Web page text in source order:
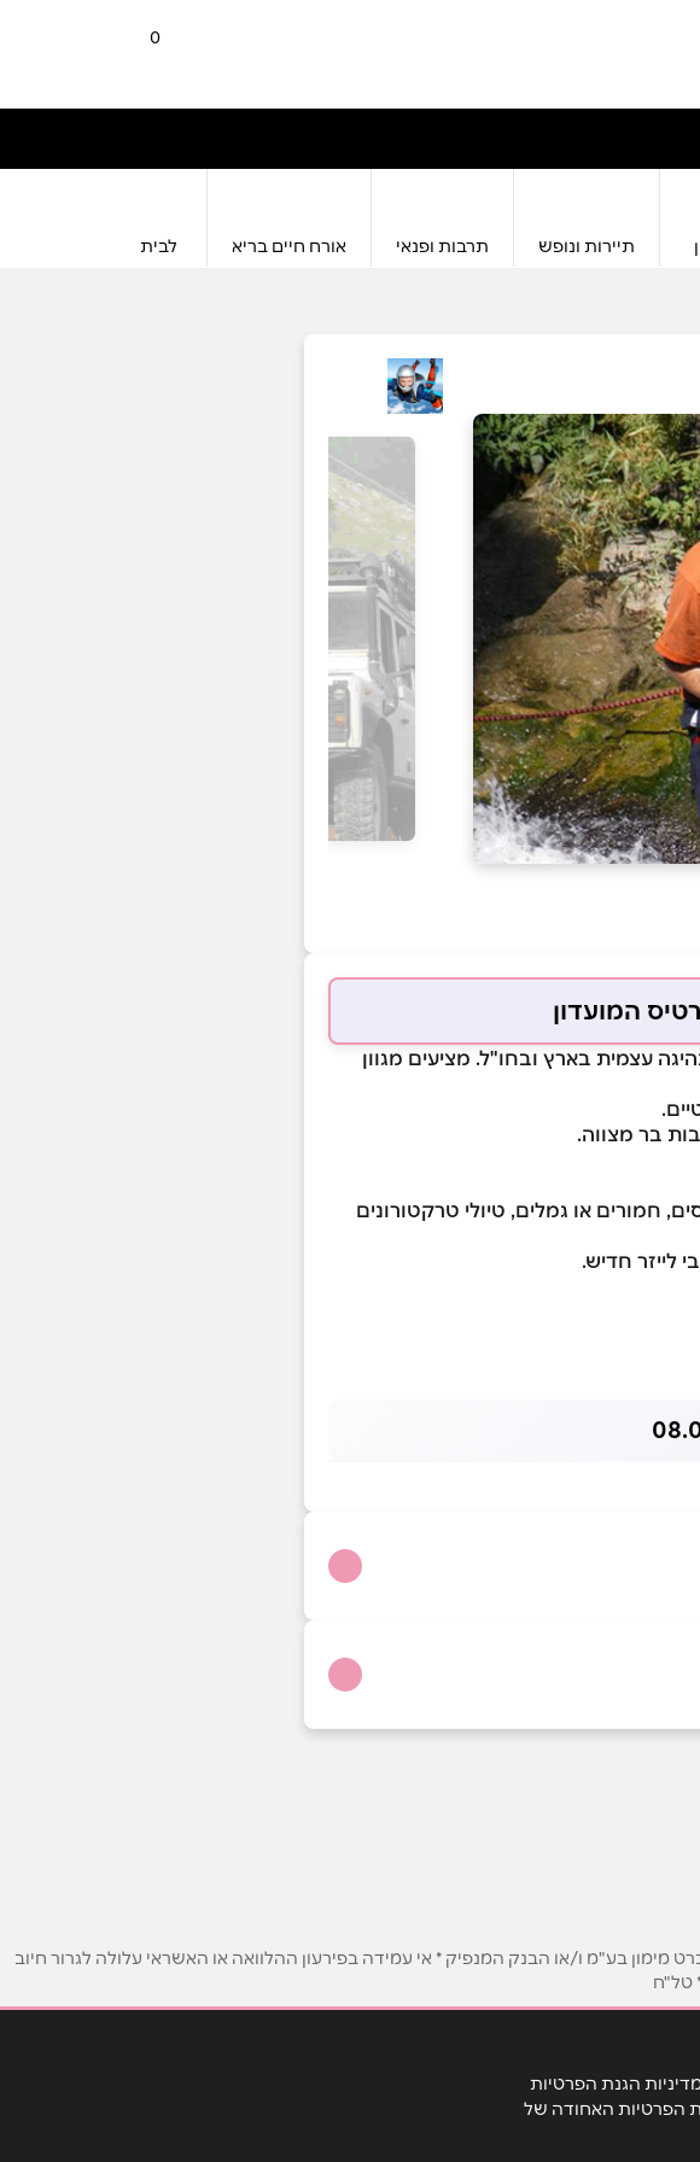
0
תיירות ונופש תרבות ופנאי אורח חיים בריא לבית
עצמית בארץ ובחו"ל. מציעים מגוון
בר מצווה.
חמורים או גמלים, טיולי טרקטורונים
לייזר חדיש.
בע"מ ו/או הבנק המנפיק * אי עמידה בפירעון ההלוואה או האשראי עלולה לגרור חיוב
טל"ח
הגנת הפרטיות
הפרטיות האחודה של